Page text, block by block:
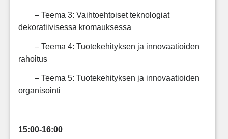
– Teema 3: Vaihtoehtoiset teknologiat
dekoratiivisessa kromauksessa
– Teema 4: Tuotekehityksen ja innovaatioiden
rahoitus
– Teema 5: Tuotekehityksen ja innovaatioiden
organisointi
15:00-16:00